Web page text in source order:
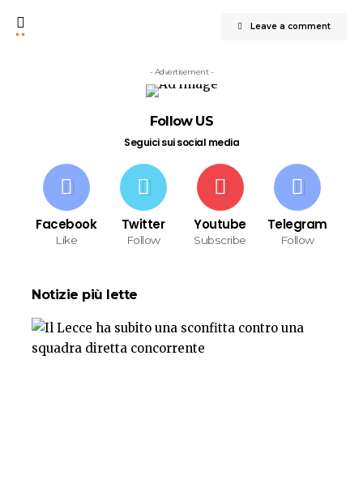
Leave a comment
- Advertisement -
Follow US
Seguici sui social media
Facebook
Like
Twitter
Follow
Youtube
Subscribe
Telegram
Follow
Notizie più lette